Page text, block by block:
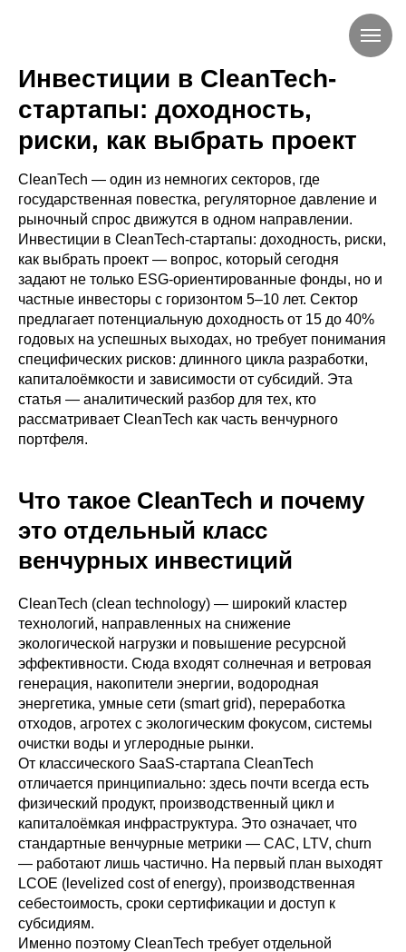
Инвестиции в CleanTech-
стартапы: доходность,
риски, как выбрать проект
CleanTech — один из немногих секторов, где
государственная повестка, регуляторное давление и
рыночный спрос движутся в одном направлении.
Инвестиции в CleanTech-стартапы: доходность, риски,
как выбрать проект — вопрос, который сегодня
задают не только ESG-ориентированные фонды, но и
частные инвесторы с горизонтом 5–10 лет. Сектор
предлагает потенциальную доходность от 15 до 40%
годовых на успешных выходах, но требует понимания
специфических рисков: длинного цикла разработки,
капиталоёмкости и зависимости от субсидий. Эта
статья — аналитический разбор для тех, кто
рассматривает CleanTech как часть венчурного
портфеля.
Что такое CleanTech и почему
это отдельный класс
венчурных инвестиций
CleanTech (clean technology) — широкий кластер
технологий, направленных на снижение
экологической нагрузки и повышение ресурсной
эффективности. Сюда входят солнечная и ветровая
генерация, накопители энергии, водородная
энергетика, умные сети (smart grid), переработка
отходов, агротех с экологическим фокусом, системы
очистки воды и углеродные рынки.
От классического SaaS-стартапа CleanTech
отличается принципиально: здесь почти всегда есть
физический продукт, производственный цикл и
капиталоёмкая инфраструктура. Это означает, что
стандартные венчурные метрики — CAC, LTV, churn
— работают лишь частично. На первый план выходят
LCOE (levelized cost of energy), производственная
себестоимость, сроки сертификации и доступ к
субсидиям.
Именно поэтому CleanTech требует отдельной